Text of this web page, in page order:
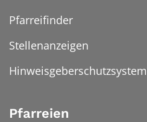
Pfarreifinder
Stellenanzeigen
Hinweisgeberschutzsystem
Pfarreien